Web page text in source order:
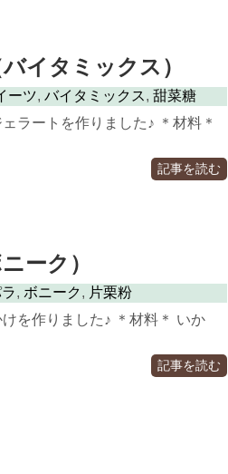
イタミックス）
ーツ,バイタミックス,甜菜糖
ラートを作りました♪ ＊材料＊
記事を読む
ーク）
,ボニーク, 片栗粉
を作りました♪ ＊材料＊ いか
記事を読む